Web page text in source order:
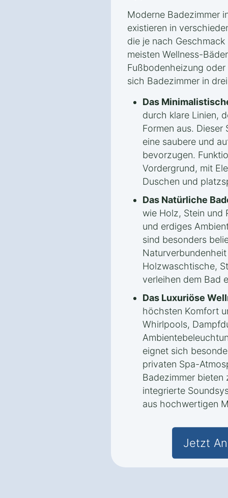
Moderne Badezimmer
existieren in
die je nach
meisten Wellness-
Fußbodenheizung oder
sich Badezimmer in
Das
durch klare Linien,
Formen aus.
eine saubere und
bevorzugen.
Vordergrund, mit
Duschen und
Das Natürliche
wie Holz, Stein und
und erdiges
sind besonders
Holzwaschtische,
verleihen dem Bad
Das Luxuriöse
höchsten Komfort
Whirlpools,
eignet sich
privaten Spa-
Badezimmer bieten
integrierte
aus hochwertigen
Jetzt